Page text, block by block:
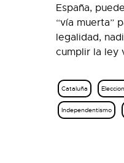
España,
“vía muerta”
legalidad,
cumplir la ley
Cataluña
Independentismo